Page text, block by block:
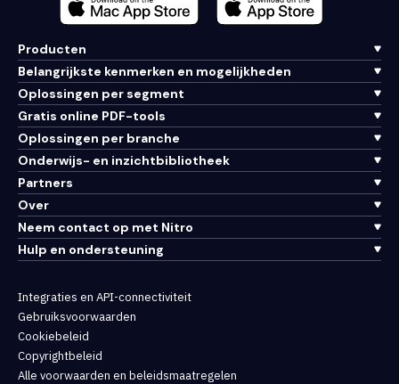
Producten
Belangrijkste kenmerken en mogelijkheden
Oplossingen per segment
Gratis online PDF-tools
Oplossingen per branche
Onderwijs- en inzichtbibliotheek
Partners
Over
Neem contact op met Nitro
Hulp en ondersteuning
Integraties en API-connectiviteit
Gebruiksvoorwaarden
Cookiebeleid
Copyrightbeleid
Alle voorwaarden en beleidsmaatregelen